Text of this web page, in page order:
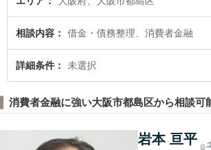
い』『消費者金融の債務整理のトラブル解決の実績豊
したい』『初回相談無料で消費者金融の債務整理を法
区内の弁護士に相談予約したい』などでお困りの相談
相談内容 借金・債務整理、消費者金融
詳細条件 未選択
消費者金融に強い大阪市都島区から相談可
岩本 亘平